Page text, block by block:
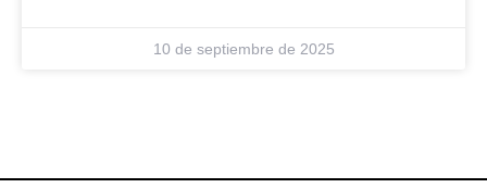
10 de septiembre de 2025